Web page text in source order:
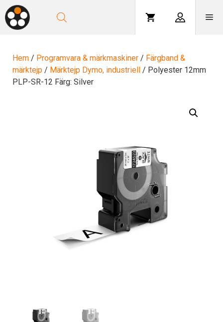
Hoppa
till
innehåll
Hem / Programvara & märkmaskiner / Färgband &
märktejp / Märktejp Dymo, industriell / Polyester 12mm
PLP-SR-12 Färg: Silver